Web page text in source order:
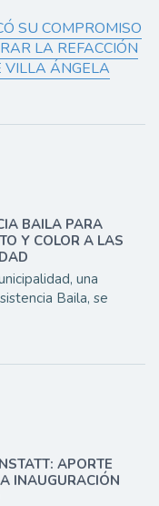
SU COMPROMISO
LA REFACCIÓN
VILLA ÁNGELA
BAILA PARA
Y COLOR A LAS
una
Baila, se
APORTE
INAUGURACIÓN